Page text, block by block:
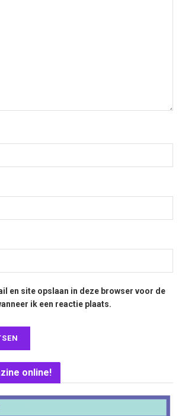
en site opslaan in deze browser voor de
ik een reactie plaats.
online!